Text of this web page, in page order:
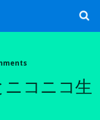
コニコ生